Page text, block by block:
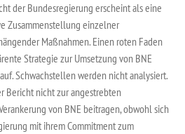
der Bundesregierung erscheint als eine
Zusammenstellung einzelner
Maßnahmen. Einen roten Faden
Strategie zur Umsetzung von BNE
Schwachstellen werden nicht analysiert.
Bericht nicht zur angestrebten
von BNE beitragen, obwohl sich
mit ihrem Commitment zum